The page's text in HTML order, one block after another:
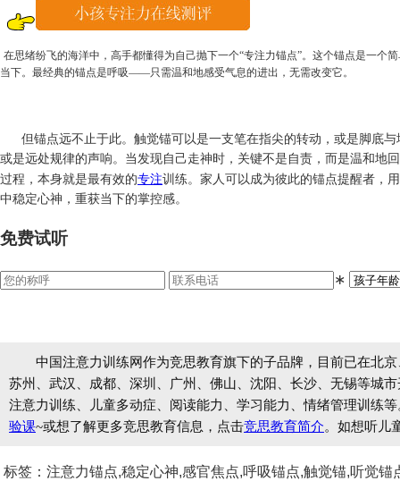
在思绪纷飞的海洋中，高手都懂得为自己抛下一个“专注力锚点”。这个锚点是一个
当下。最经典的锚点是呼吸——只需温和地感受气息的进出，无需改变它。
但锚点远不止于此。触觉锚可以是一支笔在指尖的转动，或是脚底
或是远处规律的声响。当发现自己走神时，关键不是自责，而是温和地
过程，本身就是最有效的专注训练。家人可以成为彼此的锚点提醒者，
中稳定心神，重获当下的掌控感。
免费试听
∗
中国注意力训练网作为竞思教育旗下的子品牌，目前已在北
苏州、武汉、成都、深圳、广州、佛山、沈阳、长沙、无锡等城
注意力训练、儿童多动症、阅读能力、学习能力、情绪管理训练
验课~或想了解更多竞思教育信息，点击竞思教育简介。如想听儿
标签：注意力锚点,稳定心神,感官焦点,呼吸锚点,触觉锚,听觉锚